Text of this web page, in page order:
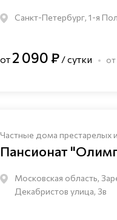
Санкт-Петербург, 1-я
от 2 090 ₽ / сутки
Частные дома престарелых
Пансионат
Московская область,
Декабристов улица, 3в